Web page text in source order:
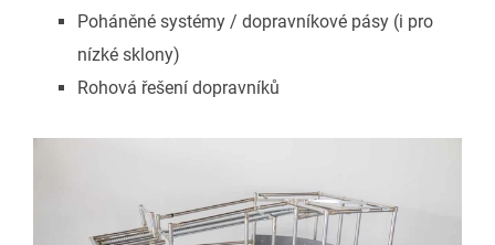
Poháněné systémy / dopravníkové pásy (i pro
nízké sklony)
Rohová řešení dopravníků